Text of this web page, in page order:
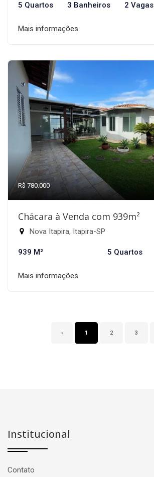
5 Quartos 3 Banheiros 2 Vagas
Mais informações
R$ 780.000
Chácara à Venda com 939m²
Nova Itapira, Itapira-SP
939 M² 5 Quartos
Mais informações
‹ 1 2 3
Institucional
Contato